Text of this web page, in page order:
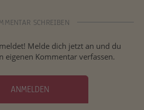
SCHREIBEN
Melde dich jetzt an und du
eigenen Kommentar verfassen.
ANMELDEN